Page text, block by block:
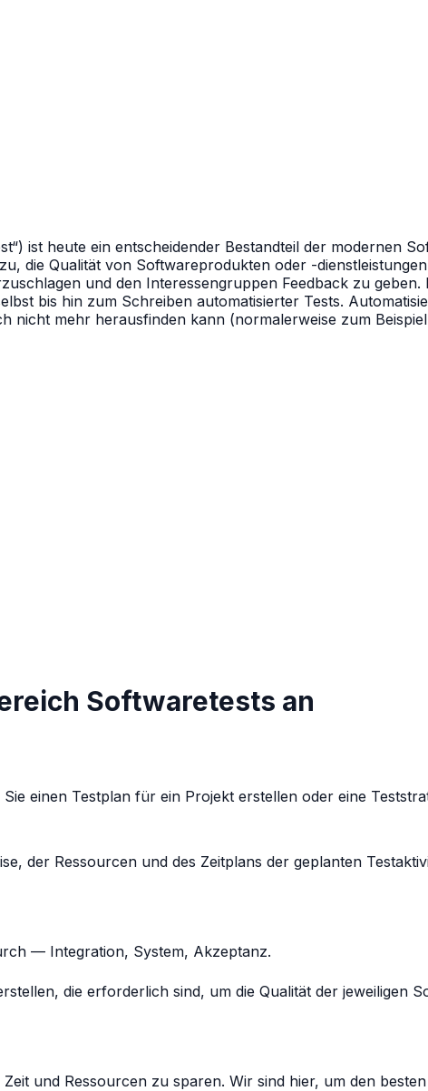
ist heute ein entscheidender Bestandteil der modernen
die Qualität von Softwareprodukten oder -
und den Interessengruppen Feedback zu geben.
bis hin zum Schreiben automatisierter Tests.
mehr herausfinden kann (normalerweise zum
Softwaretests an
einen Testplan für ein Projekt erstellen oder eine
der Ressourcen und des Zeitplans der geplanten
— Integration, System, Akzeptanz.
die erforderlich sind, um die Qualität der jeweiligen
und Ressourcen zu sparen. Wir sind hier, um den